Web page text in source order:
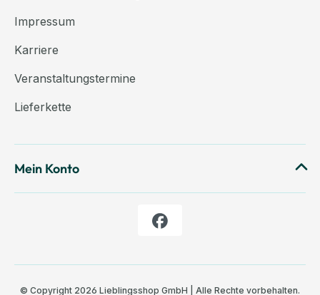
Impressum
Karriere
Veranstaltungstermine
Lieferkette
Mein Konto
© Copyright 2026 Lieblingsshop GmbH | Alle Rechte vorbehalten.